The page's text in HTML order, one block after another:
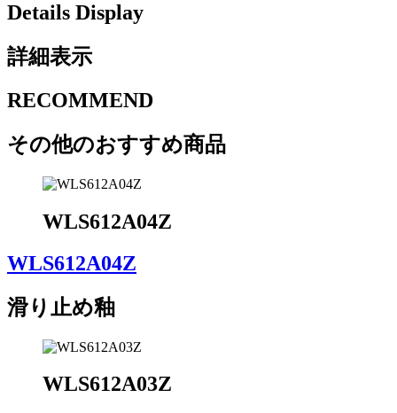
Details Display
詳細表示
RECOMMEND
その他のおすすめ商品
WLS612A04Z
WLS612A04Z
滑り止め釉
WLS612A03Z